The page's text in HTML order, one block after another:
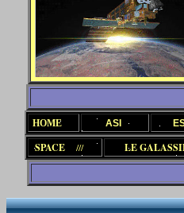
HOME ASI
SPACE /// LE